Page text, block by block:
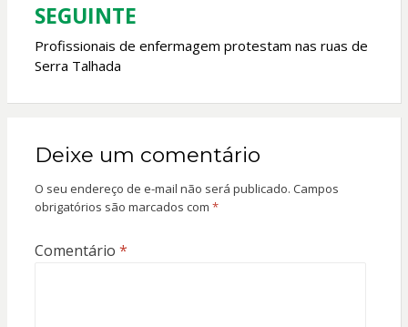
SEGUINTE
Profissionais de enfermagem protestam nas ruas de
Serra Talhada
Deixe um comentário
O seu endereço de e-mail não será publicado. Campos
obrigatórios são marcados com *
Comentário *